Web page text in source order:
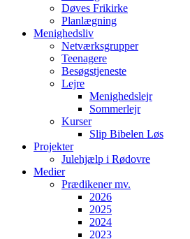
Døves Frikirke
Planlægning
Menighedsliv
Netværksgrupper
Teenagere
Besøgstjeneste
Lejre
Menighedslejr
Sommerlejr
Kurser
Slip Bibelen Løs
Projekter
Julehjælp i Rødovre
Medier
Prædikener mv.
2026
2025
2024
2023